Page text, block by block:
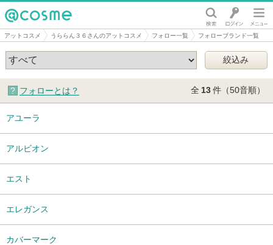
@cosme
アットコスメ うららん３６さんのアットコスメ フォロー一覧 フォローブランド一覧
フォローとは？ 全 13件（50音順）
アユーラ
アルビオン
エスト
エレガンス
カバーマーク